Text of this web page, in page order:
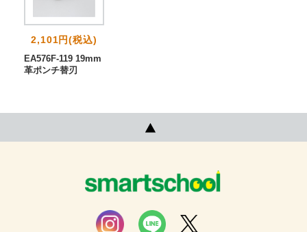
2,101円(税込)
EA576F-119 19mm
革ポンチ替刃